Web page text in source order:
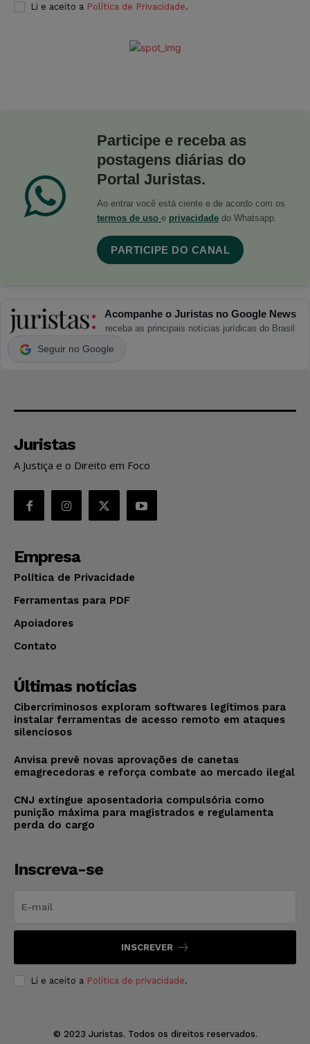
Li e aceito a Política de Privacidade.
Participe e receba as
postagens diárias do
Portal Juristas.
Ao entrar você está ciente e de acordo com os
termos de uso e privacidade do Whatsapp.
PARTICIPE DO CANAL
Acompanhe o Juristas no Google News
receba as principais notícias jurídicas do Brasil
Seguir no Google
Juristas
A Justiça e o Direito em Foco
Empresa
Política de Privacidade
Ferramentas para PDF
Apoiadores
Contato
Últimas notícias
Cibercriminosos exploram softwares legítimos para
instalar ferramentas de acesso remoto em ataques
silenciosos
Anvisa prevê novas aprovações de canetas
emagrecedoras e reforça combate ao mercado ilegal
CNJ extingue aposentadoria compulsória como
punição máxima para magistrados e regulamenta
perda do cargo
Inscreva-se
INSCREVER
Li e aceito a Política de privacidade.
© 2023 Juristas. Todos os direitos reservados.